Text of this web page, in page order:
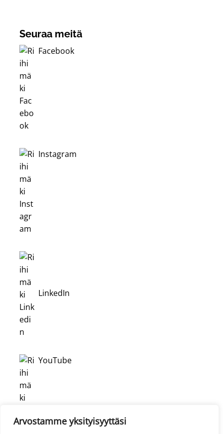
Arvostamme yksityisyyttäsi
Seuraa meitä
Facebook
Instagram
LinkedIn
YouTube